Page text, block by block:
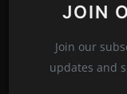
JOIN
Join our
updates and
RDC : une